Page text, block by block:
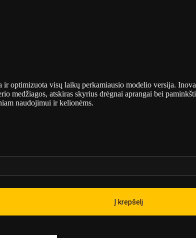
ir optimizuota visų laikų perkamiausio modelio versija.
medžiagos, atskiras skyrius drėgnai aprangai bei
naudojimui ir kelionėms.
Į krepšelį